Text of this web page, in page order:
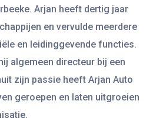
Arjan heeft dertig jaar
en vervulde meerdere
en leidinggevende functies.
algemeen directeur bij een
zijn passie heeft Arjan Auto
geroepen en laten uitgroeien